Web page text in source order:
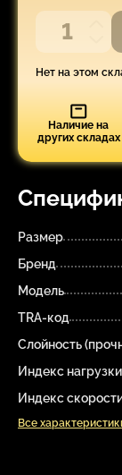
Размер
Бренд
Модель
TRA-код
Слойность
Индекс
Индекс
Все
Нет на этом
Наличие на
других складах